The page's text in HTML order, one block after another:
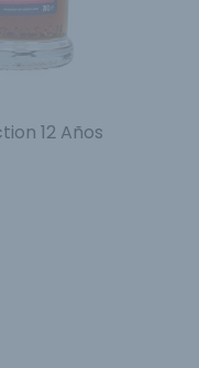
12 Años